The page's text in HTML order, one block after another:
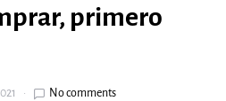
primero
No comments